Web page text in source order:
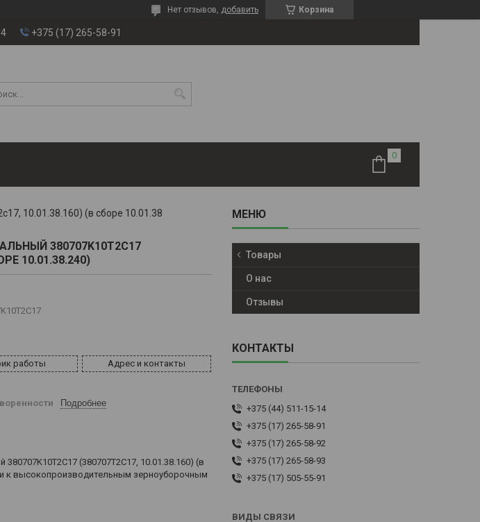
Корзина
Нет отзывов, добавить
+375 (17) 265-58-91
380707K10T2C17
10.01.38.240)
работы Адрес и контакты
Подробнее
(380707T2C17, 10.01.38.160) (в
к высокопроизводительным зерноуборочным
Товары
О нас
Отзывы
КОНТАКТЫ
+375 (44) 511-15-14
+375 (17) 265-58-91
+375 (17) 265-58-92
+375 (17) 265-58-93
+375 (17) 505-55-91